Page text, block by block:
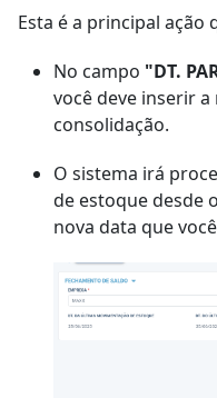
Esta é a principal ação
No campo "DT.
você deve inserir
consolidação.
O sistema irá
de estoque desde
nova data que